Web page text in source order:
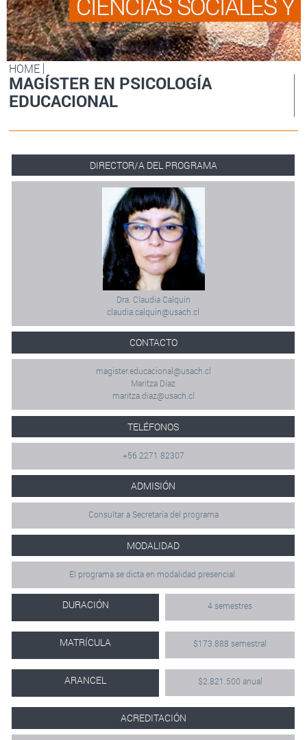
HOME
MAGÍSTER EN PSICOLOGÍA
EDUCACIONAL
DIRECTOR/A DEL PROGRAMA
Dra. Claudia Calquín
claudia.calquin@usach.cl
CONTACTO
magister.educacional@usach.cl
Maritza Díaz
maritza.diaz@usach.cl
TELÉFONOS
+56 2271 82307
ADMISIÓN
Consultar a Secretaría del programa
MODALIDAD
El programa se dicta en modalidad presencial.
DURACIÓN 4 semestres
MATRÍCULA $173.888 semestral
ARANCEL $2.821.500 anual
ACREDITACIÓN